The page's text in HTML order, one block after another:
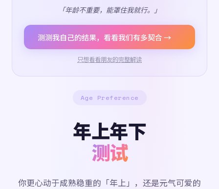
「年龄不重要，能罩住我就行。」
测测我自己的结果，看看我们有多契合 →
只想看看朋友的完整解读
Age Preference
年上年下
测试
你更心动于成熟稳重的「年上」，还是元气可爱的